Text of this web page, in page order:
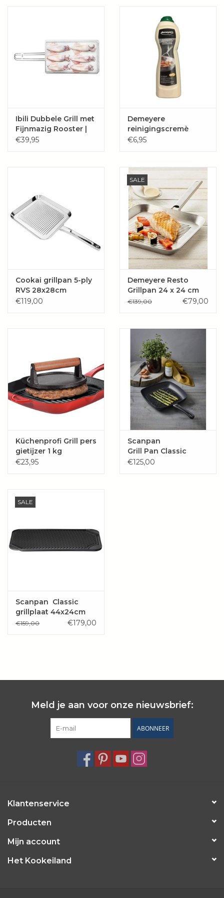
Ibili Dubbele Grill met
Fijnmazig Rooster |
30 x 20 cm rvs
€39,95
Demeyere
reinigingscremè
€6,95
Cookai grillpan 5-ply
RVS 28x28cm
€119,00
SALE
Demeyere Resto
Grillpan 24 x 24 cm
€139,00 €79,00
Küchenprofi Grill pers
gietijzer 1 kg
€23,95
Scanpan
Grill Pan Classic
27x27cm
€125,00
SALE
Scanpan Classic
grillplaat 44x24cm
€159,00 €179,00
Meld je aan voor onze nieuwsbrief:
ABONNEER
Klantenservice
Producten
Mijn account
Het Kookeiland